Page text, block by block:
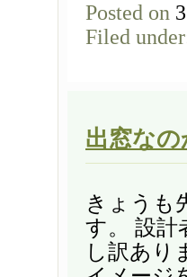
Posted on
Filed
出窓な
きょうも
す。 設計
し訳あり